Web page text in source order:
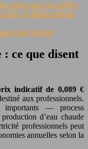
zones non raccordées
fioul, le bilan carbone
doit vérifier
ce que disent
indicatif de 0,089 €
aux professionnels.
importants — process
d’eau chaude
professionnels peut
annuelles selon la